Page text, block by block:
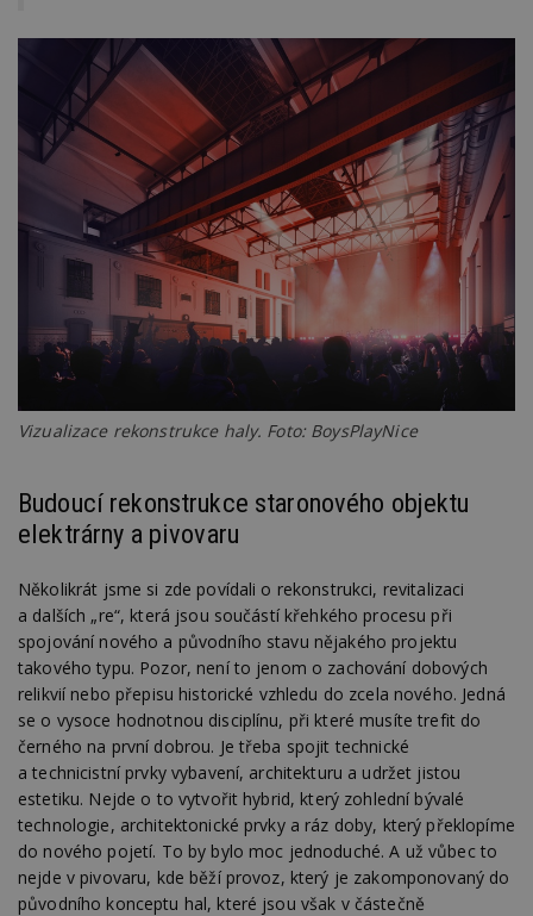
Vizualizace rekonstrukce haly. Foto: BoysPlayNice
Budoucí rekonstrukce staronového objektu
elektrárny a pivovaru
Několikrát jsme si zde povídali o rekonstrukci, revitalizaci
a dalších „re“, která jsou součástí křehkého procesu při
spojování nového a původního stavu nějakého projektu
takového typu. Pozor, není to jenom o zachování dobových
relikvií nebo přepisu historické vzhledu do zcela nového. Jedná
se o vysoce hodnotnou disciplínu, při které musíte trefit do
černého na první dobrou. Je třeba spojit technické
a technicistní prvky vybavení, architekturu a udržet jistou
estetiku. Nejde o to vytvořit hybrid, který zohlední bývalé
technologie, architektonické prvky a ráz doby, který překlopíme
do nového pojetí. To by bylo moc jednoduché. A už vůbec to
nejde v pivovaru, kde běží provoz, který je zakomponovaný do
původního konceptu hal, které jsou však v částečně